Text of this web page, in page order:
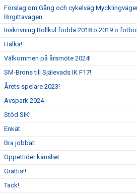
Förslag om Gång och cykelväg
Birgittavägen
Inskrivning Bollkul födda 2018 o 2019 o
Halka!
Välkommen på årsmöte 2024!
SM-Brons till Själevads IK F17!
Årets spelare 2023!
Avspark 2024
Stöd SIK!
Enkät
Bra jobbat!
Öppettider kansliet
Grattis!!
Tack!